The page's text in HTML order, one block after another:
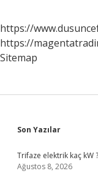
https://
https://
Sitemap
Sidebar
Son Yazılar
Trifaze elektrik kaç kW ?
Ağustos 8, 2026